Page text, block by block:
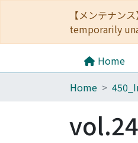
【メンテナン
temporarily
Home
Home
vol.24